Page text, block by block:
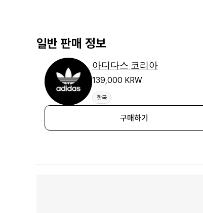
일반 판매 정보
아디다스 코리아
139,000 KRW
한국
구매하기